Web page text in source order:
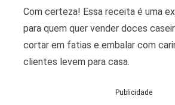
Com certeza! Essa receita é uma
para quem quer vender doces
cortar em fatias e embalar com
clientes levem para casa.
Publicidade